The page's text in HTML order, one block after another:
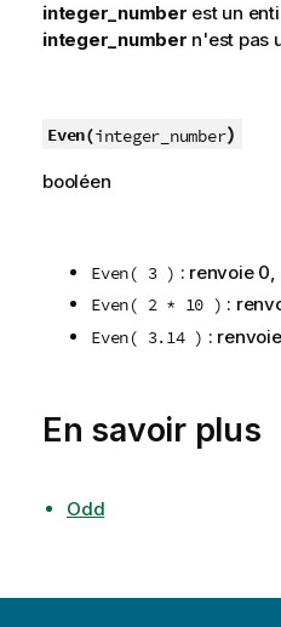
integer_number est un
integer_number n'est pas
Even(integer_number)
booléen
Even( 3 ) : renvoie 0,
Even( 2 * 10 ) :
Even( 3.14 ) : renvoie
En savoir plus
Odd